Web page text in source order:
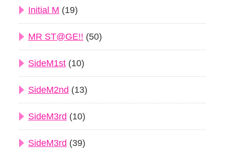
Initial M (19)
MR ST@GE!! (50)
SideM1st (10)
SideM2nd (13)
SideM3rd (10)
SideM3rd (39)